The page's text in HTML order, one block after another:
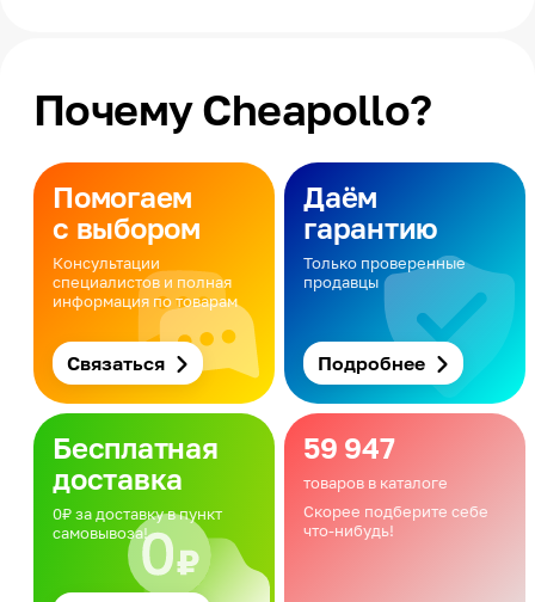
Почему Cheapollo?
Помогаем
с выбором
Консультации
специалистов и полная
информация по товарам
Связаться
Даём
гарантию
Только проверенные
продавцы
Подробнее
Бесплатная
доставка
0₽ за доставку в пункт
самовывоза!
59 947
товаров в каталоге
Скорее подберите себе
что-нибудь!